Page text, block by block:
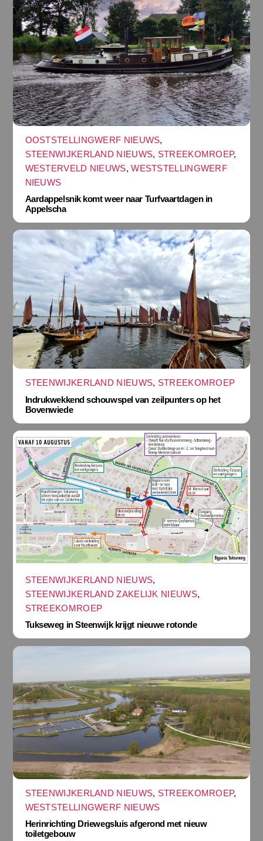
OOSTSTELLINGWERF NIEUWS,
STEENWIJKERLAND NIEUWS, STREEKOMROEP,
WESTERVELD NIEUWS,WESTSTELLINGWERF
NIEUWS
Aardappelsnik komt weer naar Turfvaartdagen in
Appelscha
STEENWIJKERLAND NIEUWS, STREEKOMROEP
Indrukwekkend schouwspel van zeilpunters op het
Bovenwiede
STEENWIJKERLAND NIEUWS,
STEENWIJKERLAND ZAKELIJK NIEUWS,
STREEKOMROEP
Tukseweg in Steenwijk krijgt nieuwe rotonde
STEENWIJKERLAND NIEUWS, STREEKOMROEP,
WESTSTELLINGWERF NIEUWS
Herinrichting Driewegsluis afgerond met nieuw
toiletgebouw